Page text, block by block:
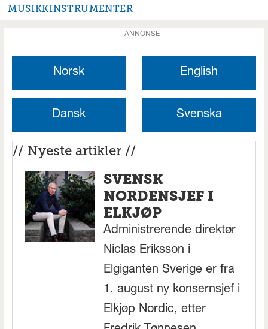
MUSIKKINSTRUMENTER
ANNONSE
Norsk English
Dansk Svenska
// Nyeste artikler //
SVENSK
NORDENSJEF I
ELKJØP
Administrerende direktør
Niclas Eriksson i
Elgiganten Sverige er fra
1. august ny konsernsjef i
Elkjøp Nordic, etter